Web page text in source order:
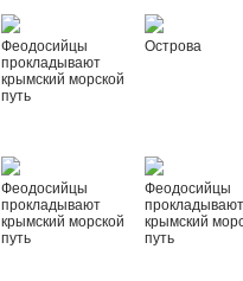
Феодосийцы
прокладывают
крымский морской
путь
Острова
Феодосийцы
прокладывают
крымский морской
путь
Феодосийцы
крымский
путь